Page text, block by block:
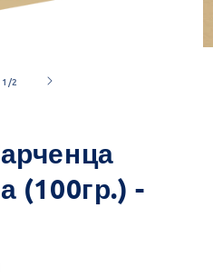
1 /от
2
(100гр.) -